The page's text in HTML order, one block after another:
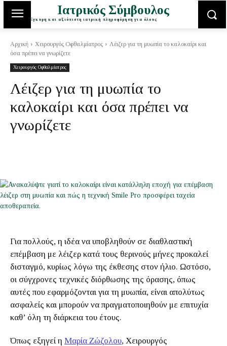
Ιατρικός Σύμβουλος
Έγκυρη και αξιόπιστη ιατρική πληροφόρηση για όλους
Αρχική Χειρουργός Οφθαλμίατρος
Λέιζερ για τη μυωπία το καλοκαίρι και
όσα πρέπει να γνωρίζετε
Χειρουργός Οφθαλμίατρος
Λέιζερ για τη μυωπία το
καλοκαίρι και όσα πρέπει να
γνωρίζετε
Για πολλούς, η ιδέα να υποβληθούν σε διαθλαστική
επέμβαση με λέιζερ κατά τους θερινούς μήνες προκαλεί
δισταγμό, κυρίως λόγω της έκθεσης στον ήλιο. Ωστόσο,
οι σύγχρονες τεχνικές διόρθωσης της όρασης, όπως
αυτές που εφαρμόζονται για τη μυωπία, είναι απολύτως
ασφαλείς και μπορούν να πραγματοποιηθούν με επιτυχία
καθ’ όλη τη διάρκεια του έτους.
Όπως εξηγεί η Μαρία Ζώζολου, Χειρουργός